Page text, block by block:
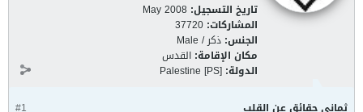
تاريخ التسجيل: May 2008
المشاركات: 37720
الجنس: ذكر / Male
مكان الإقامة: القدس
الدولة: Palestine [PS]
#1 ثماني حقائق عن القلب